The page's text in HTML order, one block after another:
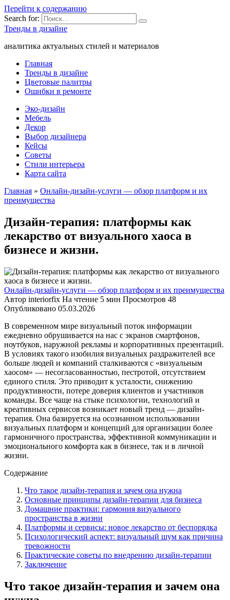
Перейти к содержанию
Search for:
Тренды в дизайне
аналитика актуальных стилей и материалов
Главная
Тренды в дизайне
Цветовые палитры
Ошибки в ремонте
Эко-дизайн
Мебель
Декор
Выбор дизайнера
Кейсы
Советы
Стили интерьера
Карта сайта
Главная » Онлайн-дизайн-услуги — обзор платформ и их
преимущества
Дизайн-терапия: платформы как
лекарство от визуального хаоса в
бизнесе и жизни.
Онлайн-дизайн-услуги — обзор платформ и их преимущества
Автор interiorfix На чтение 5 мин Просмотров 48
Опубликовано 05.03.2026
В современном мире визуальный поток информации
ежедневно обрушивается на нас с экранов смартфонов,
ноутбуков, наружной рекламы и корпоративных презентаций.
В условиях такого изобилия визуальных раздражителей все
больше людей и компаний сталкиваются с «визуальным
хаосом» — несогласованностью, пестротой, отсутствием
единого стиля. Это приводит к усталости, снижению
продуктивности, потере доверия клиентов и участников
команды. Все чаще на стыке психологии, технологий и
креативных сервисов возникает новый тренд — дизайн-
терапия. Она базируется на осознанном использовании
визуальных платформ и концепций для организации более
гармоничного пространства, эффективной коммуникации и
эмоционального комфорта как в бизнесе, так и в личной
жизни.
Содержание
Что такое дизайн-терапия и зачем она нужна
Основные принципы дизайн-терапии для бизнеса
Домашние практики: гармония визуального
пространства в жизни
Платформы и сервисы: новое лекарство от беспорядка
Психологический аспект: визуальный шум как причина
тревожности
Практические советы по внедрению дизайн-терапии
Заключение
Что такое дизайн-терапия и зачем она